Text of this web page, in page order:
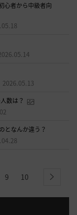
心者から中級者向
2026.05.13
数は？
となんか違う？
9 10 next